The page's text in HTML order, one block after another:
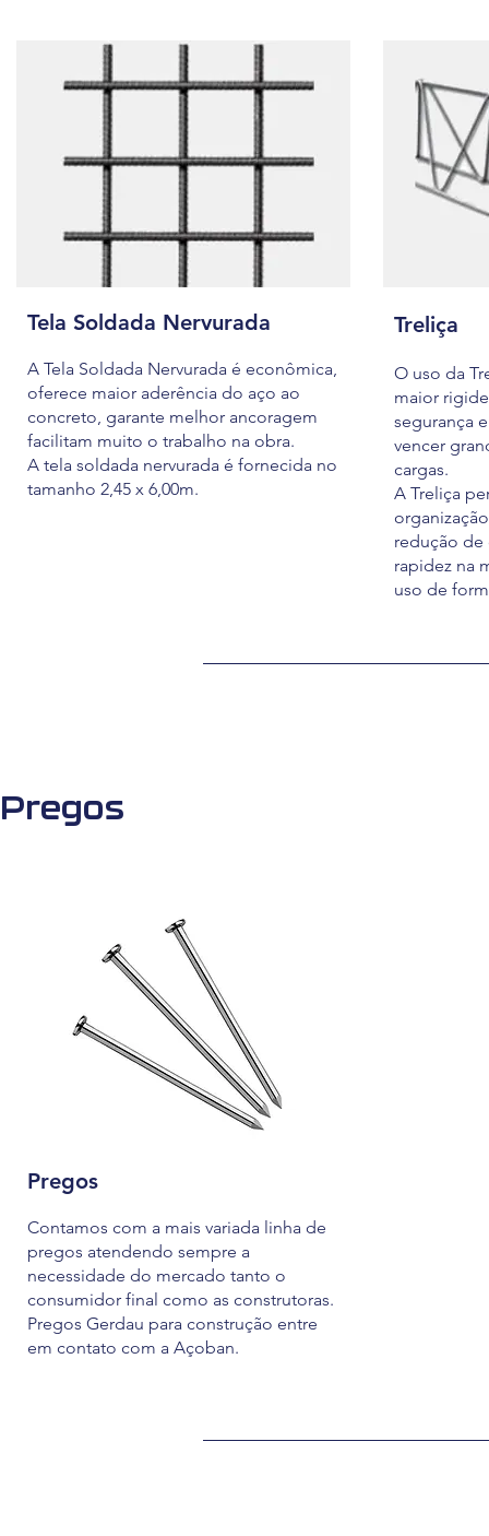
Tela Soldada Nervurada
A Tela Soldada Nervurada é econômica,
oferece maior aderência do aço ao
concreto, garante melhor ancoragem
facilitam muito o trabalho na obra.
A tela soldada nervurada é fornecida no
tamanho 2,45 x 6,00m.
Treliça
O uso da
maior
segurança
vencer
cargas.
A Treliça
redução
rapidez na
uso de
Pregos
Pregos
Contamos com a mais variada linha de
pregos atendendo sempre a
necessidade do mercado tanto o
consumidor final como as construtoras.
Pregos Gerdau para construção entre
em contato com a Açoban.